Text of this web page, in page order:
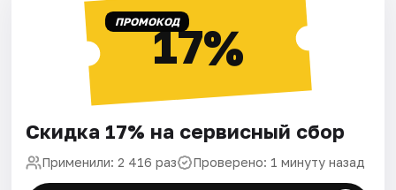
ПРОМОКОД17%
Скидка 17% на сервисный сбор
Применили: 2 416 раз Проверено: 1 минуту назад